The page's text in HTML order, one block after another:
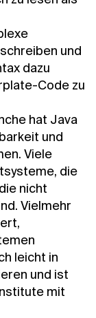
und
dazu
Code zu
hat Java
und
Viele
die
nicht
Vielmehr
leicht in
und ist
mit